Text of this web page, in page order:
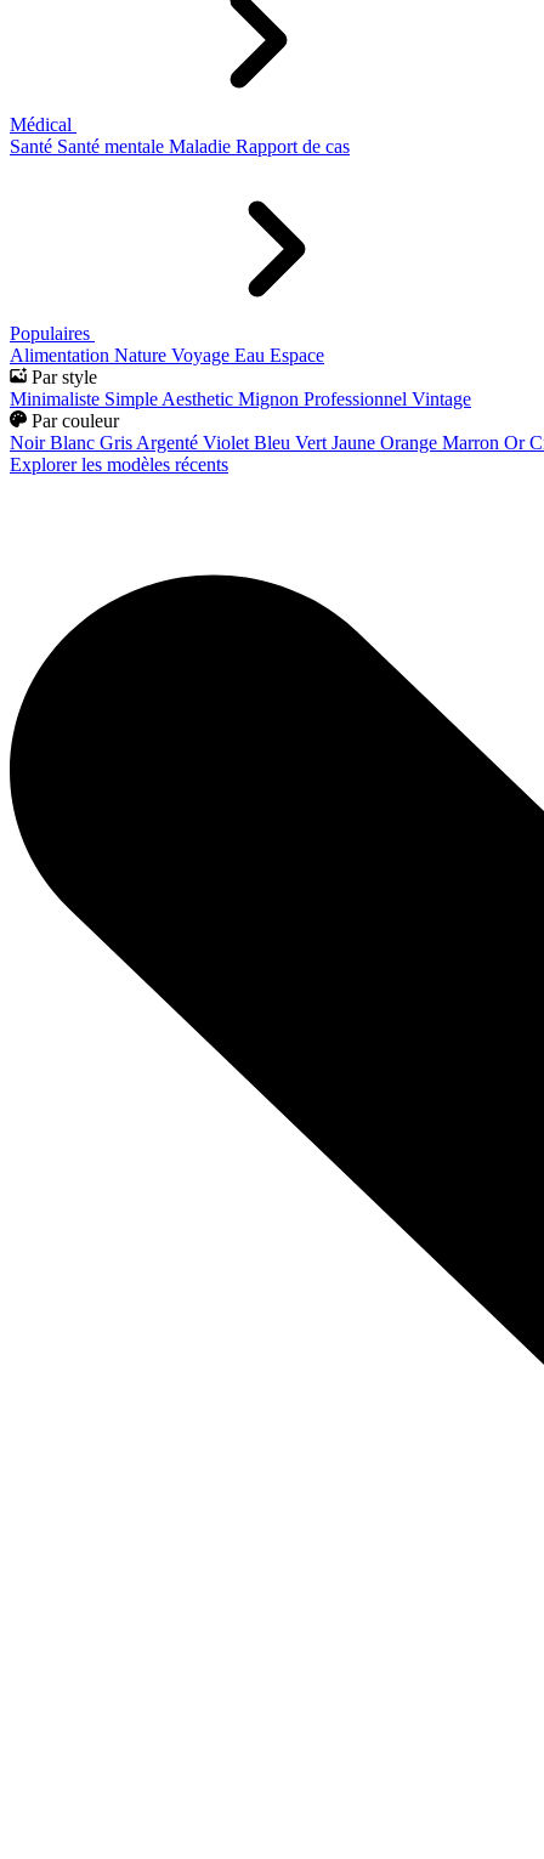
Médical
Santé Santé mentale Maladie Rapport de cas
Populaires
Alimentation Nature Voyage Eau Espace
Par style
Minimaliste Simple Aesthetic Mignon Professionnel Vintage
Par couleur
Noir Blanc Gris Argenté Violet Bleu Vert Jaune Orange Marron Or
Explorer les modèles récents